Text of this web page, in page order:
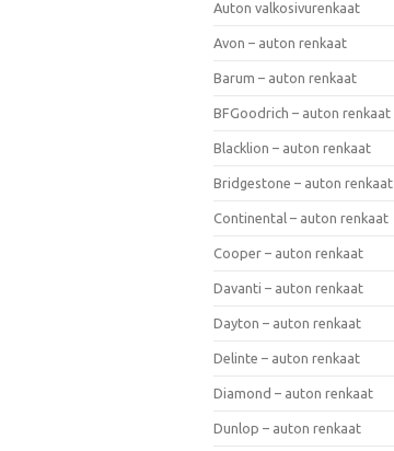
Auton valkosivurenkaat
Avon – auton renkaat
Barum – auton renkaat
BFGoodrich – auton renkaat
Blacklion – auton renkaat
Bridgestone – auton renkaat
Continental – auton renkaat
Cooper – auton renkaat
Davanti – auton renkaat
Dayton – auton renkaat
Delinte – auton renkaat
Diamond – auton renkaat
Dunlop – auton renkaat